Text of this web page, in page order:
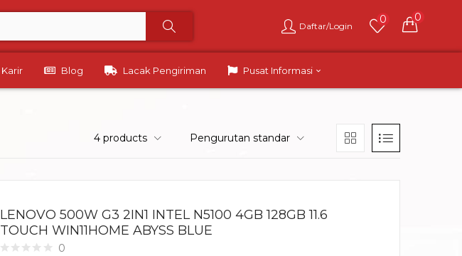
Daftar/Login
0 0
Karir Blog Lacak Pengiriman Pusat Informasi
4 products Pengurutan standar
LENOVO 500W G3 2IN1 INTEL N5100 4GB 128GB 11.6
TOUCH WIN11HOME ABYSS BLUE
0